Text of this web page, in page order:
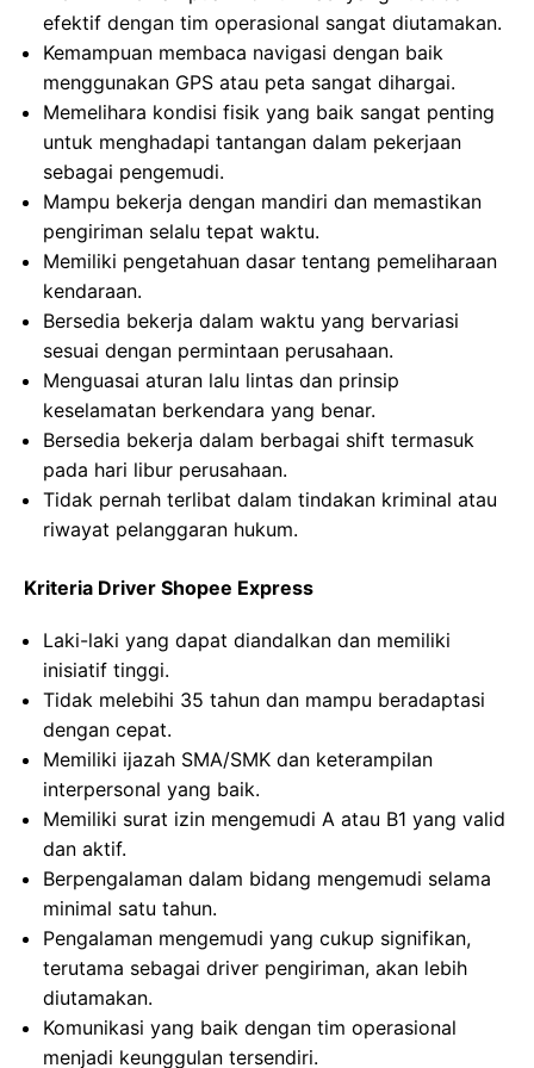
efektif dengan tim operasional sangat diutamakan.
Kemampuan membaca navigasi dengan baik
menggunakan GPS atau peta sangat dihargai.
Memelihara kondisi fisik yang baik sangat penting
untuk menghadapi tantangan dalam pekerjaan
sebagai pengemudi.
Mampu bekerja dengan mandiri dan memastikan
pengiriman selalu tepat waktu.
Memiliki pengetahuan dasar tentang pemeliharaan
kendaraan.
Bersedia bekerja dalam waktu yang bervariasi
sesuai dengan permintaan perusahaan.
Menguasai aturan lalu lintas dan prinsip
keselamatan berkendara yang benar.
Bersedia bekerja dalam berbagai shift termasuk
pada hari libur perusahaan.
Tidak pernah terlibat dalam tindakan kriminal atau
riwayat pelanggaran hukum.
Kriteria Driver Shopee Express
Laki-laki yang dapat diandalkan dan memiliki
inisiatif tinggi.
Tidak melebihi 35 tahun dan mampu beradaptasi
dengan cepat.
Memiliki ijazah SMA/SMK dan keterampilan
interpersonal yang baik.
Memiliki surat izin mengemudi A atau B1 yang valid
dan aktif.
Berpengalaman dalam bidang mengemudi selama
minimal satu tahun.
Pengalaman mengemudi yang cukup signifikan,
terutama sebagai driver pengiriman, akan lebih
diutamakan.
Komunikasi yang baik dengan tim operasional
menjadi keunggulan tersendiri.